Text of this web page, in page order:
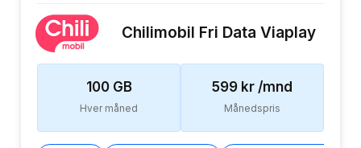
Chilimobil Fri Data Viaplay
100GB
Hver måned
599 kr /mnd
Månedspris